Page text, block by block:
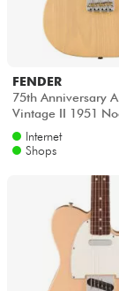
Violinen
Kinder
Kabel &
Bundle
FENDER
75th Anniversary
Vintage II 1951
MN) - Blonde
Internet
Shops